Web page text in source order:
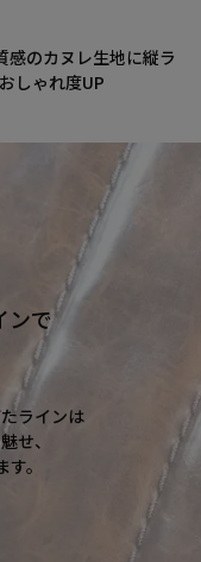
感のカヌレ生地に縦ラ
しゃれ度UP
ンで
ラインは
せ、
。